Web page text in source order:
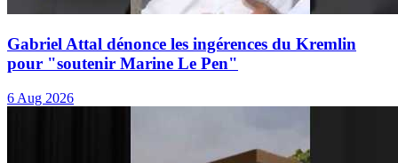
Gabriel Attal dénonce les ingérences du Kremlin
pour "soutenir Marine Le Pen"
6 Aug 2026